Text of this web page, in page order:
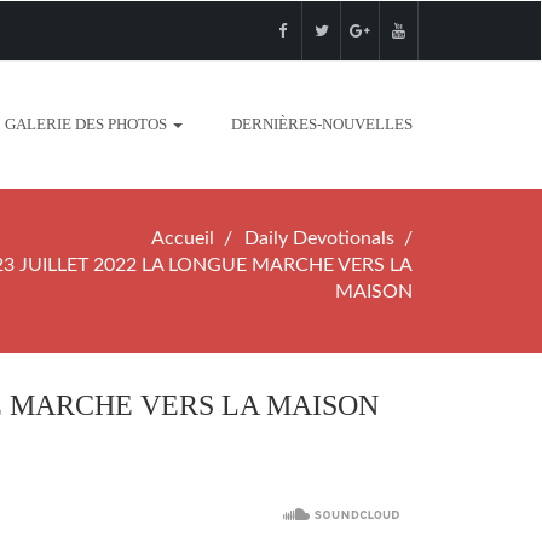
GALERIE DES PHOTOS DERNIÈRES-NOUVELLES
Accueil
Daily Devotionals
JUILLET 2022 LA LONGUE MARCHE VERS LA
MAISON
VERS LA MAISON